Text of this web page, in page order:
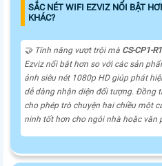
SẮC NÉT WIFI EZVIZ NỔI BẬT
KHÁC?
🤝 Tính năng vượt trội mà CS-CP1-
Ezviz nổi bật hơn so với các sản
ảnh siêu nét 1080p HD giúp phát
dễ dàng nhận diện đối tượng. Đồng
cho phép trò chuyện hai chiều một
ninh tốt hơn cho ngôi nhà hoặc văn